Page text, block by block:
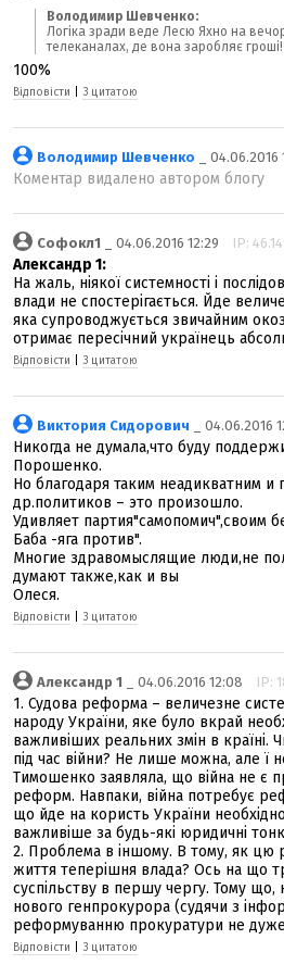
Володимир Шевченко:
Логіка зради веде Лесю Яхно на
телеканалах, де вона заробляє гроші!
100%
Відповісти З цитатою
Володимир Шевченко _ 04.06.2016
Коментар видалено автором блогу
Софокл1 _ 04.06.2016 12:29 IP:
Александр 1:
На жаль, ніякої системності і
влади не спостерігається. Йде
яка супроводжується звичайним
отримає пересічний українець
Відповісти З цитатою
Виктория Сидорович _ 04.06.2016
Никогда не думала,что буду
Порошенко.
Но благодаря таким неадикватним и
др.политиков – это произошло.
Удивляет партия"самопомич",своим
Баба -яга против".
Многие здравомыслящие люди,не
думают также,как и вы
Олеся.
Відповісти З цитатою
Александр 1 _ 04.06.2016 12:08 IP:
1. Судова реформа – величезне
народу України, яке було вкрай
важливіших реальних змін в країні.
під час війни? Не лише можна, але ї
Тимошенко заявляла, що війна не є
реформ. Навпаки, війна потребує
що йде на користь України
важливіше за будь-які юридичні
2. Проблема в іншому. В тому, як цю
життя теперішня влада? Ось на що
суспільству в першу чергу. Тому
нового генпрокурора (судячи з
реформуванню прокуратури не дуже
Відповісти З цитатою